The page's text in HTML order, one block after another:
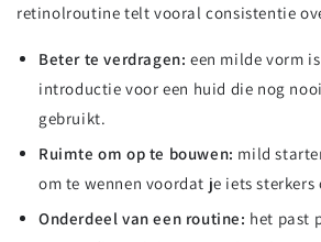
retinolroutine telt vooral consistentie
Beter te verdragen: een milde vorm
introductie voor een huid die nog
gebruikt.
Ruimte om op te bouwen: mild
om te wennen voordat je iets sterkers
Onderdeel van een routine: het past